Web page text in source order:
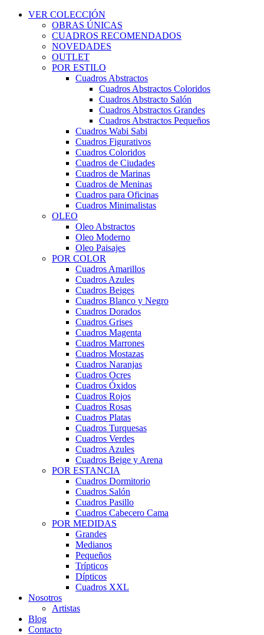
VER COLECCIÓN
OBRAS ÚNICAS
CUADROS RECOMENDADOS
NOVEDADES
OUTLET
POR ESTILO
Cuadros Abstractos
Cuadros Abstractos Coloridos
Cuadros Abstracto Salón
Cuadros Abstractos Grandes
Cuadros Abstractos Pequeños
Cuadros Wabi Sabi
Cuadros Figurativos
Cuadros Coloridos
Cuadros de Ciudades
Cuadros de Marinas
Cuadros de Meninas
Cuadros para Oficinas
Cuadros Minimalistas
OLEO
Oleo Abstractos
Oleo Moderno
Oleo Paisajes
POR COLOR
Cuadros Amarillos
Cuadros Azules
Cuadros Beiges
Cuadros Blanco y Negro
Cuadros Dorados
Cuadros Grises
Cuadros Magenta
Cuadros Marrones
Cuadros Mostazas
Cuadros Naranjas
Cuadros Ocres
Cuadros Óxidos
Cuadros Rojos
Cuadros Rosas
Cuadros Platas
Cuadros Turquesas
Cuadros Verdes
Cuadros Azules
Cuadros Beige y Arena
POR ESTANCIA
Cuadros Dormitorio
Cuadros Salón
Cuadros Pasillo
Cuadros Cabecero Cama
POR MEDIDAS
Grandes
Medianos
Pequeños
Trípticos
Dípticos
Cuadros XXL
Nosotros
Artistas
Blog
Contacto